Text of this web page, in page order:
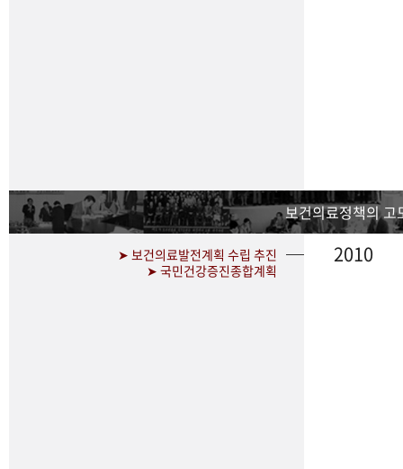
보건의료정책의 고
➤ 보건의료발전계획 수립 추진
➤ 국민건강증진종합계획
2010